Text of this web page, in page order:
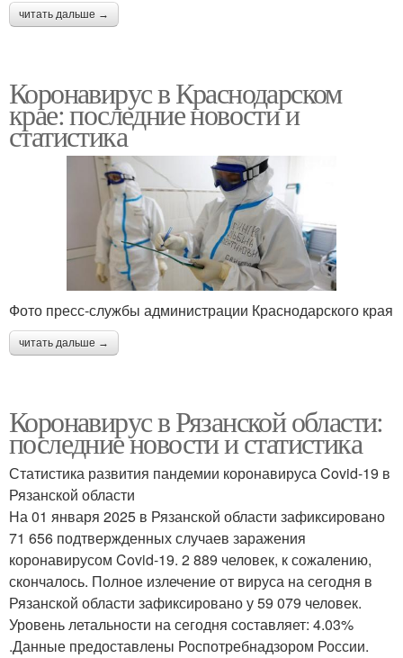
читать дальше →
Коронавирус в Краснодарском
крае: последние новости и
статистика
Фото пресс-службы администрации Краснодарского края
читать дальше →
Коронавирус в Рязанской области:
последние новости и статистика
Статистика развития пандемии коронавируса Covid-19 в
Рязанской области
На 01 января 2025 в Рязанской области зафиксировано
71 656 подтвержденных случаев заражения
коронавирусом Covid-19. 2 889 человек, к сожалению,
скончалось. Полное излечение от вируса на сегодня в
Рязанской области зафиксировано у 59 079 человек.
Уровень летальности на сегодня составляет: 4.03%
.Данные предоставлены Роспотребнадзором России.